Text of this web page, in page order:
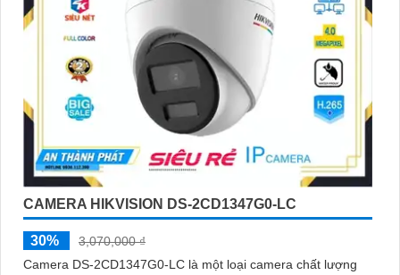
CAMERA HIKVISION DS-2CD1347G0-LC
30%
3,070,000 ₫
Camera DS-2CD1347G0-LC là một loại camera chất lượng